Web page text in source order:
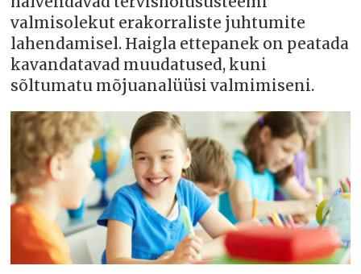
valmisolekut erakorraliste juhtumite
lahendamisel. Haigla ettepanek on peatada
kavandatavad muudatused, kuni
sõltumatu mõjuanalüüsi valmimiseni.